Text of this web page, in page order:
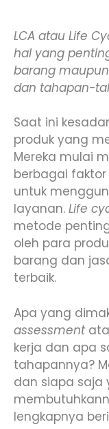
LCA atau Life
hal yang
barang
dan tahapan-
Saat ini
produk yang
Mereka mulai
berbagai
untuk
layanan. Life
metode
oleh para
barang dan
terbaik.
Apa yang
assessment
kerja dan apa
tahapannya?
dan siapa saja
lengkapnya